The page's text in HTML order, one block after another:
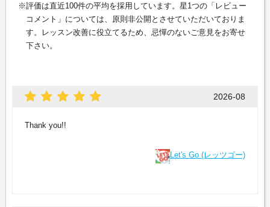
評価は直近100件の平均を採用しています。星1つの「レビュー
コメント」については、原則非公開とさせていただいておりま
す。レッスン改善に役立てるため、忌憚のないご意見をお寄せ
下さい。
2026-08
Thank you!!
Let's Go (レッツゴー)